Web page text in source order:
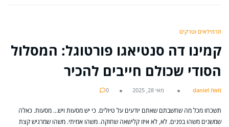
תרמילאים וטרקים
קמינו דה סנטיאגו פורטוגל: המסלול
הסודי שכולם חייבים להכיר
מאת daniel מאי 28, 2025 0
תשכחו מכל מה שחשבתם שאתם יודעים על טיולים. כי יש מסעות ויש… מסעות. כאלה
שמשנים משהו בפנים. לא, לא איזו קלישאה שחוקה. משהו אמיתי. משהו שמרגיש קצת